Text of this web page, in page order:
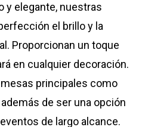
y elegante, nuestras
el brillo y la
Proporcionan un toque
en cualquier decoración.
principales como
de ser una opción
de largo alcance.